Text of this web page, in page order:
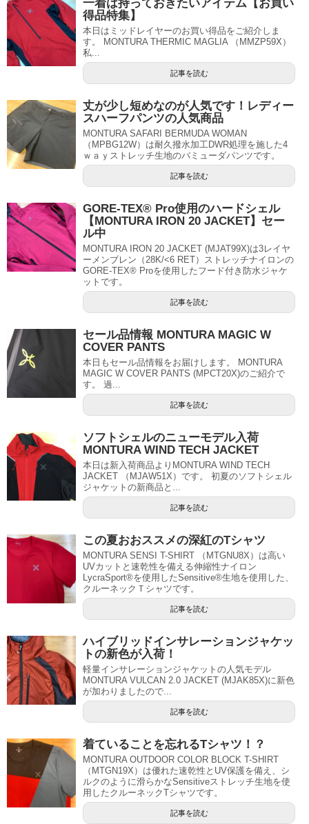
一着は持っておきたいアイテム【お買い
得品特集】
本日はミッドレイヤーのお買い得品をご紹介しま
す。 MONTURA THERMIC MAGLIA （MMZP59X）
私...
記事を読む
丈が少し短めなのが人気です！レディー
スハーフパンツの人気商品
MONTURA SAFARI BERMUDA WOMAN
（MPBG12W）は耐久撥水加工DWR処理を施した4
ｗａｙストレッチ生地のバミューダパンツです。
記事を読む
GORE-TEX® Pro使用のハードシェル
【MONTURA IRON 20 JACKET】セー
ル中
MONTURA IRON 20 JACKET (MJAT99X)は3レイヤ
ーメンブレン（28K/<6 RET）ストレッチナイロンの
GORE-TEX® Proを使用したフード付き防水ジャケ
ットです。
記事を読む
セール品情報 MONTURA MAGIC W
COVER PANTS
本日もセール品情報をお届けします。 MONTURA
MAGIC W COVER PANTS (MPCT20X)のご紹介で
す。 過...
記事を読む
ソフトシェルのニューモデル入荷
MONTURA WIND TECH JACKET
本日は新入荷商品よりMONTURA WIND TECH
JACKET （MJAW51X）です。 初夏のソフトシェル
ジャケットの新商品と...
記事を読む
この夏おおススメの深紅のTシャツ
MONTURA SENSI T-SHIRT （MTGNU8X）は高い
UVカットと速乾性を備える伸縮性ナイロン
LycraSport®を使用したSensitive®生地を使用した、
クルーネックＴシャツです。
記事を読む
ハイブリッドインサレーションジャケッ
トの新色が入荷！
軽量インサレーションジャケットの人気モデル
MONTURA VULCAN 2.0 JACKET (MJAK85X)に新色
が加わりましたので...
記事を読む
着ていることを忘れるTシャツ！？
MONTURA OUTDOOR COLOR BLOCK T-SHIRT
（MTGN19X）は優れた速乾性とUV保護を備え、シ
ルクのように滑らかなSensitiveストレッチ生地を使
用したクルーネックTシャツです。
記事を読む